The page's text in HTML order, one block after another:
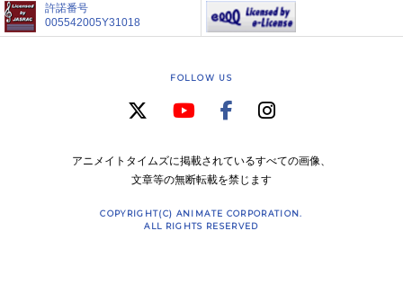
許諾番号
005542005Y31018
FOLLOW US
アニメイトタイムズに掲載されているすべての画像、
文章等の無断転載を禁じます
COPYRIGHT(C) ANIMATE CORPORATION.
ALL RIGHTS RESERVED